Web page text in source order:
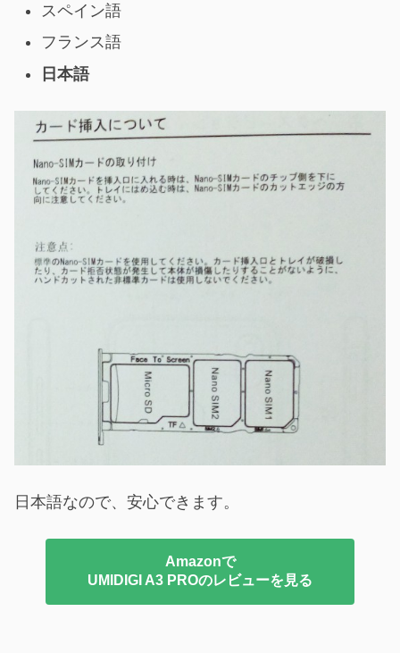
スペイン語
フランス語
日本語
日本語なので、安心できます。
Amazonで
UMIDIGI A3 PROのレビューを見る